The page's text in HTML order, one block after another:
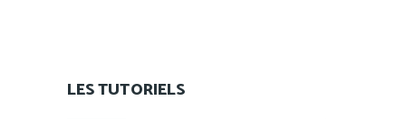
LES TUTORIELS